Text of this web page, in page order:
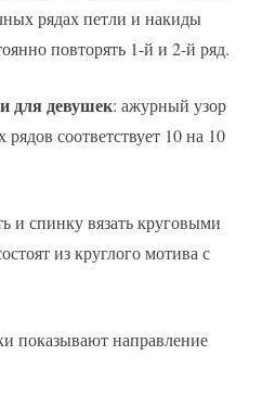
рядах петли и накиды
повторять 1-й и 2-й ряд.
для девушек: ажурный узор
соответствует 10 на 10
и спинку вязать круговыми
из круглого мотива с
показывают направление